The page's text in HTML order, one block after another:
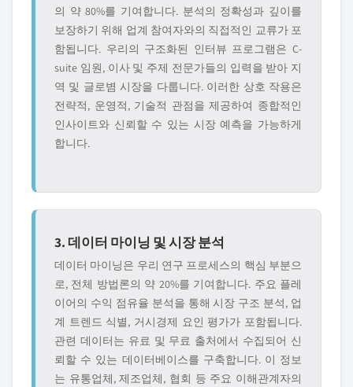
의 약 80%를 기여합니다. 분석의 정확성과 깊이를
보장하기 위해 업계 참여자와의 직접적인 교류가 포
함됩니다. 우리의 구조화된 인터뷰 프로그램은 C-
suite 임원, 이사 및 주제 전문가들의 입력을 받아 지
역 및 글로볌 시장을 다룹니다. 이러한 상호 작용은
전략적, 운영적, 기술적 관점을 제공하여 종합적인
인사이트와 신뢰할 수 있는 시장 예측을 가능하게
합니다.
3. 데이터 마이닝 및 시장 분석
데이터 마이닝은 우리 연구 프로세스의 핵심 부분으
로, 전체 방법론의 약 20%를 기여합니다. 주요 플레
이어의 수익 점유율 분석을 통해 시장 구조 분석, 업
계 트렌드 식별, 거시경제 요인 평가가 포함됩니다.
관련 데이터는 유료 및 무료 출처에서 수집되어 신
뢰할 수 있는 데이터베이스를 구축합니다. 이 정보
는 유통업체, 제조업체, 협회 등 주요 이해관계자의